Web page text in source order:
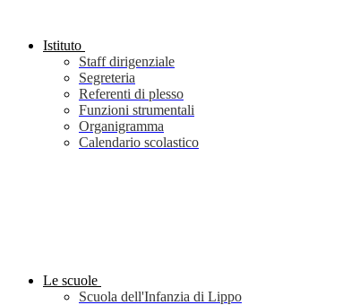
Istituto
Staff dirigenziale
Segreteria
Referenti di plesso
Funzioni strumentali
Organigramma
Calendario scolastico
Le scuole
Scuola dell'Infanzia di Lippo